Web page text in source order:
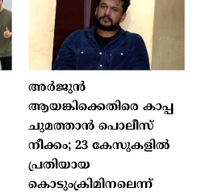
അർജുൻ
ആയങ്കിക്കെതിരെ കാപ്പ
ചുമത്താൻ പൊലീസ്
നീക്കം; 23 കേസുകളിൽ
പ്രതിയായ
കൊടുംക്രിമിനലെന്ന്